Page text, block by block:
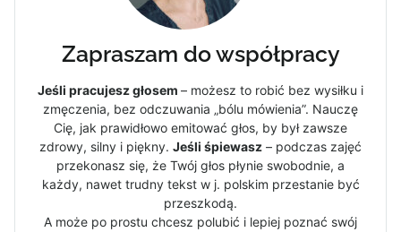
Zapraszam do współpracy
Jeśli pracujesz głosem – możesz to robić bez wysiłku i
zmęczenia, bez odczuwania „bólu mówienia”. Nauczę
Cię, jak prawidłowo emitować głos, by był zawsze
zdrowy, silny i piękny. Jeśli śpiewasz – podczas zajęć
przekonasz się, że Twój głos płynie swobodnie, a
każdy, nawet trudny tekst w j. polskim przestanie być
przeszkodą.
A może po prostu chcesz polubić i lepiej poznać swój